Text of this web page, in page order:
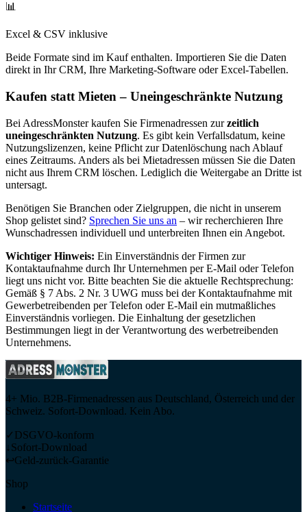
📊
Excel & CSV inklusive
Beide Formate sind im Kauf enthalten. Importieren Sie die Daten
direkt in Ihr CRM, Ihre Marketing-Software oder Excel-Tabellen.
Kaufen statt Mieten – Uneingeschränkte Nutzung
Bei AdressMonster kaufen Sie Firmenadressen zur zeitlich
uneingeschränkten Nutzung. Es gibt kein Verfallsdatum, keine
Nutzungslizenzen, keine Pflicht zur Datenlöschung nach Ablauf
eines Zeitraums. Anders als bei Mietadressen müssen Sie die Daten
nicht aus Ihrem CRM löschen. Lediglich die Weitergabe an Dritte ist
untersagt.
Benötigen Sie Branchen oder Zielgruppen, die nicht in unserem
Shop gelistet sind? Sprechen Sie uns an – wir recherchieren Ihre
Wunschadressen individuell und unterbreiten Ihnen ein Angebot.
Wichtiger Hinweis: Ein Einverständnis der Firmen zur
Kontaktaufnahme durch Ihr Unternehmen per E-Mail oder Telefon
liegt uns nicht vor. Bitte beachten Sie die aktuelle Rechtsprechung:
Gemäß § 7 Abs. 2 Nr. 3 UWG muss bei der Kontaktaufnahme mit
Gewerbetreibenden per Telefon oder E-Mail ein mutmaßliches
Einverständnis vorliegen. Die Einhaltung der gesetzlichen
Bestimmungen liegt in der Verantwortung des werbetreibenden
Unternehmens.
4+ Mio. B2B-Firmenadressen aus Deutschland, Österreich und der
Schweiz. Sofort-Download. Kein Abo.
✓ DSGVO-konform
↓Sofort-Download
↩Geld-zurück-Garantie
Shop
Startseite